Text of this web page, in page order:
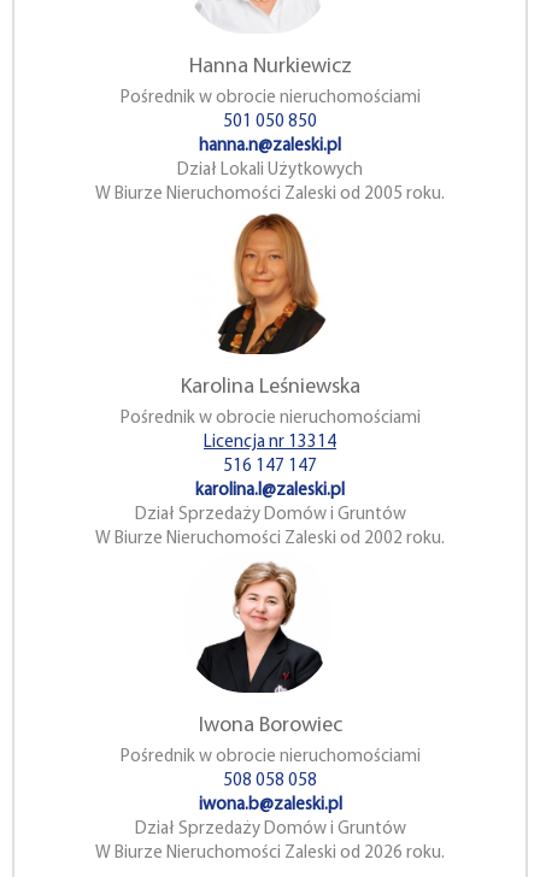
Hanna Nurkiewicz
Pośrednik w obrocie nieruchomościami
501 050 850
hanna.n@zaleski.pl
Dział Lokali Użytkowych
W Biurze Nieruchomości Zaleski od 2005 roku.
Karolina Leśniewska
Pośrednik w obrocie nieruchomościami
Licencja nr 13314
516 147 147
karolina.l@zaleski.pl
Dział Sprzedaży Domów i Gruntów
W Biurze Nieruchomości Zaleski od 2002 roku.
Iwona Borowiec
Pośrednik w obrocie nieruchomościami
508 058 058
iwona.b@zaleski.pl
Dział Sprzedaży Domów i Gruntów
W Biurze Nieruchomości Zaleski od 2026 roku.